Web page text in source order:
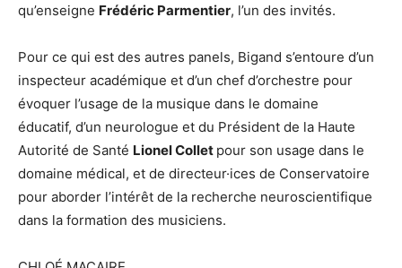
qu’enseigne Frédéric Parmentier, l’un des invités.
Pour ce qui est des autres panels, Bigand s’entoure d’un
inspecteur académique et d’un chef d’orchestre pour
évoquer l’usage de la musique dans le domaine
éducatif, d’un neurologue et du Président de la Haute
Autorité de Santé Lionel Collet pour son usage dans le
domaine médical, et de directeur·ices de Conservatoire
pour aborder l’intérêt de la recherche neuroscientifique
dans la formation des musiciens.